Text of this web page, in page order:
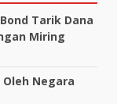
Tarik Dana
Miring
Negara